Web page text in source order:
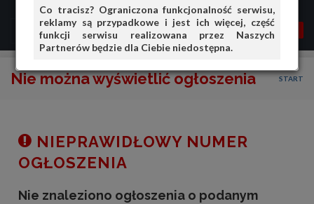
Co tracisz? Ograniczona funkcjonalność serwisu,
reklamy są przypadkowe i jest ich więcej, część
funkcji serwisu realizowana przez Naszych
Partnerów będzie dla Ciebie niedostępna.
MENU MOJA AG
OGŁOSZENIA
Nie można wyświetlić ogłoszenia START
NIEPRAWIDŁOWY NUMER
OGŁOSZENIA
Nie znaleziono ogłoszenia o podanym